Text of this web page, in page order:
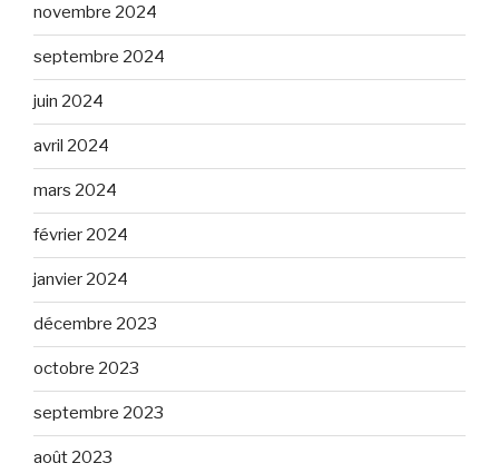
novembre 2024
septembre 2024
juin 2024
avril 2024
mars 2024
février 2024
janvier 2024
décembre 2023
octobre 2023
septembre 2023
août 2023